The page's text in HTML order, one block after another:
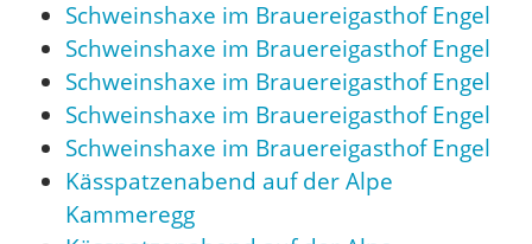
Schweinshaxe im Brauereigasthof Engel
Schweinshaxe im Brauereigasthof Engel
Schweinshaxe im Brauereigasthof Engel
Schweinshaxe im Brauereigasthof Engel
Schweinshaxe im Brauereigasthof Engel
Kässpatzenabend auf der Alpe
Kammeregg